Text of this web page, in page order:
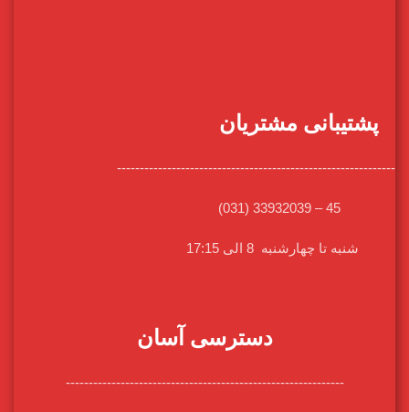
پشتیبانی مشتریان
-------------------------------------------------------------
شنبه تا چهارشنبه 8 الی 17:15
دسترسی آسان
-------------------------------------------------------------